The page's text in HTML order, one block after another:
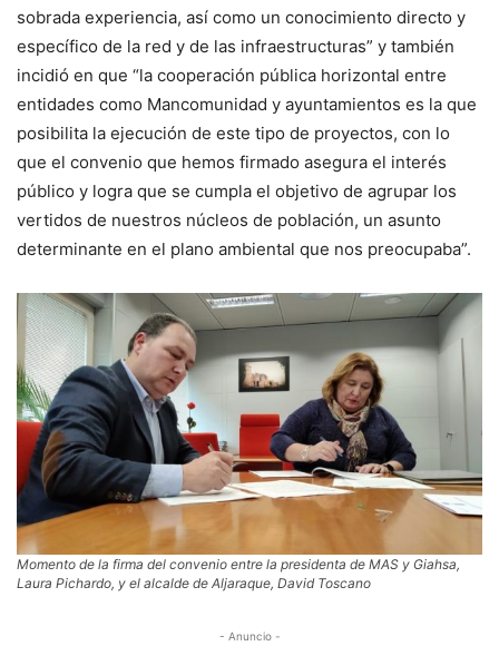
sobrada experiencia, así como un conocimiento directo y
específico de la red y de las infraestructuras” y también
incidió en que “la cooperación pública horizontal entre
entidades como Mancomunidad y ayuntamientos es la que
posibilita la ejecución de este tipo de proyectos, con lo
que el convenio que hemos firmado asegura el interés
público y logra que se cumpla el objetivo de agrupar los
vertidos de nuestros núcleos de población, un asunto
determinante en el plano ambiental que nos preocupaba”.
Momento de la firma del convenio entre la presidenta de MAS y Giahsa,
Laura Pichardo, y el alcalde de Aljaraque, David Toscano
- Anuncio -